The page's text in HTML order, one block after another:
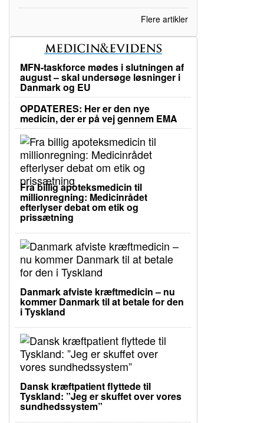
Flere artikler
MFN-taskforce mødes i slutningen af
august – skal undersøge løsninger i
Danmark og EU
OPDATERES: Her er den nye
medicin, der er på vej gennem EMA
Fra billig apoteksmedicin til
millionregning: Medicinrådet
efterlyser debat om etik og
prissætning
Danmark afviste kræftmedicin – nu
kommer Danmark til at betale for den
i Tyskland
Dansk kræftpatient flyttede til
Tyskland: ”Jeg er skuffet over vores
sundhedssystem”